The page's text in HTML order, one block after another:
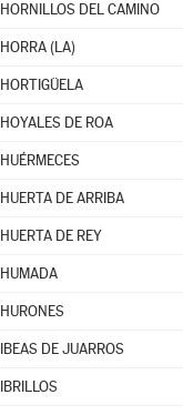
HORNILLOS DEL CAMINO
HORRA (LA)
HORTIGÜELA
HOYALES DE ROA
HUÉRMECES
HUERTA DE ARRIBA
HUERTA DE REY
HUMADA
HURONES
IBEAS DE JUARROS
IBRILLOS